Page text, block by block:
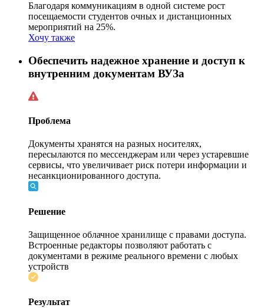
Благодаря коммуникациям в одной системе рост
посещаемости студентов очных и дистанционных
мероприятий на 25%.
Хочу также
Обеспечить надежное хранение и доступ к
внутренним документам ВУЗа
Проблема
Документы хранятся на разных носителях,
пересылаются по мессенджерам или через устаревшие
сервисы, что увеличивает риск потери информации и
несанкционированного доступа.
Решение
Защищенное облачное хранилище с правами доступа.
Встроенные редакторы позволяют работать с
документами в режиме реального времени с любых
устройств
Результат